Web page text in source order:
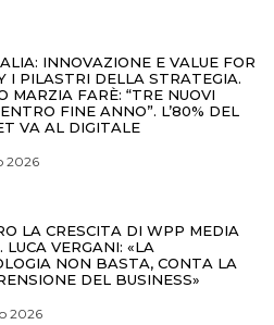
INNOVAZIONE E VALUE FOR
I PILASTRI DELLA STRATEGIA.
MARZIA FARÈ: “TRE NUOVI
FINE ANNO”. L’80% DEL
VA AL DIGITALE
2026
LA CRESCITA DI WPP MEDIA
LUCA VERGANI: «LA
NON BASTA, CONTA LA
DEL BUSINESS»
2026